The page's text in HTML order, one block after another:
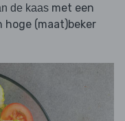
de kaas met een
(maat)beker